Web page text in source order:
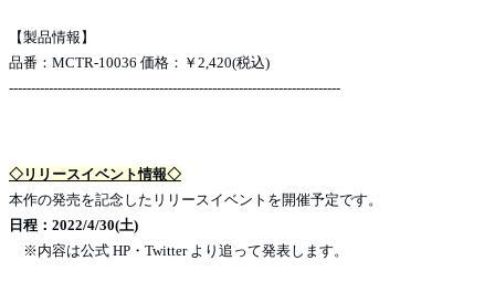
【製品情報】
品番：MCTR-10036 価格：￥2,420(税込)
---------------------------------------------------------------------------
◇リリースイベント情報◇
本作の発売を記念したリリースイベントを開催予定です。
日程：2022/4/30(土)
※内容は公式 HP・Twitter より追って発表します。